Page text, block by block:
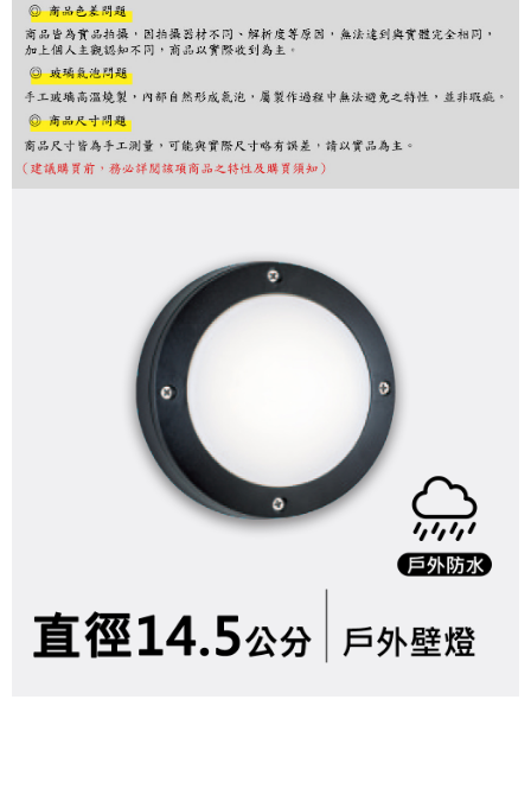
購買商品的店家。未經商家同意取消之訂單仍視為有效，需透過AFTEE先享
後付繳納相關費用。
※ 交易是否成功請以「AFTEE先享後付 」之結帳頁面顯示為準，若有關於
是否繳費成功／繳費後需取消欲退款等相關疑問，請聯繫「AFTEE先享後付
客戶支援中心」 https://netprotections.freshdesk.com/support/home
【注意事項】
１．透過由恩沛科技股份有限公司提供之「AFTEE先享後付」服務完成之交
易，需依本服務之必要範圍內提供個人資料，並將交易相關給付款項請求債
３．未成年的使用者請事先徵得法定代理人或監護人之同意方可使用
「AFTEE先享後付」，若未經同意申辦者引起之損失，本公司不負相關責
４．使用「AFTEE先享後付」時，將依據個別帳號之用戶狀況，依本公司即
時審查核予不同之上限額度；若仍有額度不足之情形，本公司將視審查結果
請求用戶進行身份認證。
５．嚴禁一人註冊多個帳號或使用他人資訊註冊。若發現惡意使用之情形，
恩沛科技股份有限公司將有權停止該用戶之使用額度並採取法律行動。